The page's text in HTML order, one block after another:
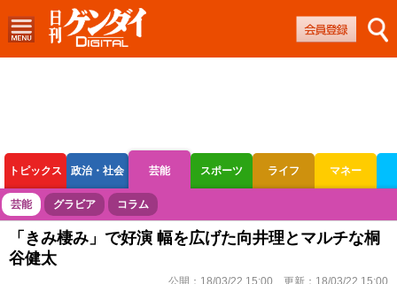
トピックス 政治・社会 芸能 スポーツ ライフ マネー
ボートレース 競輪 オートレース
芸能 グラビア コラム
「きみ棲み」で好演 幅を広げた向井理とマルチな桐
谷健太
公開： 18/03/22 15:00 更新： 18/03/22 15:00